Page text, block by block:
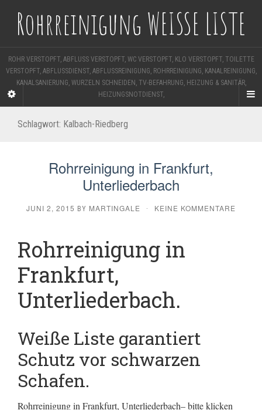
Rohrreinigung WEISSE LISTE
ROHR VERSTOPFT, ABFLUSS VERSTOPFT, WC VERSTOPFT, KLO VERSTOPFT, TOILETTE
VERSTOPFT, ABFLUSSDIENST, ABFLUSSREINIGUNG, ROHRREINIGUNG, KANALREINIGUNG,
KANALSANIERUNG, WURZELN SCHNEIDEN, TV-BEFAHRUNG, HEIZUNG & SANITÄR,
HEIZUNGSNOTDIENST,
Schlagwort: Kalbach-Riedberg
Rohrreinigung in Frankfurt,
Unterliederbach
JUNI 2, 2015 BY MARTINGALE · KEINE KOMMENTARE
Rohrreinigung in
Frankfurt,
Unterliederbach.
Weiße Liste garantiert
Schutz vor schwarzen
Schafen.
Rohrreinigung in Frankfurt, Unterliederbach– bitte klicken